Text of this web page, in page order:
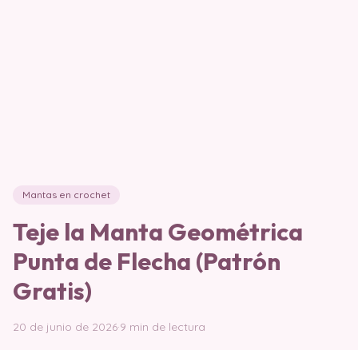
Mantas en crochet
Teje la Manta Geométrica
Punta de Flecha (Patrón
Gratis)
20 de junio de 2026·9 min de lectura